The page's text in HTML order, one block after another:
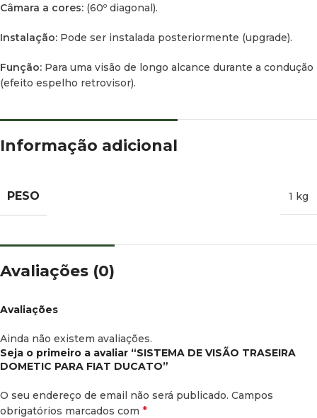
Câmara a cores: (60º diagonal).
Instalação: Pode ser instalada posteriormente (upgrade).
Função: Para uma visão de longo alcance durante a condução
(efeito espelho retrovisor).
Informação adicional
PESO 1 kg
Avaliações (0)
Avaliações
Ainda não existem avaliações.
Seja o primeiro a avaliar “SISTEMA DE VISÃO TRASEIRA
DOMETIC PARA FIAT DUCATO”
O seu endereço de email não será publicado. Campos
obrigatórios marcados com *